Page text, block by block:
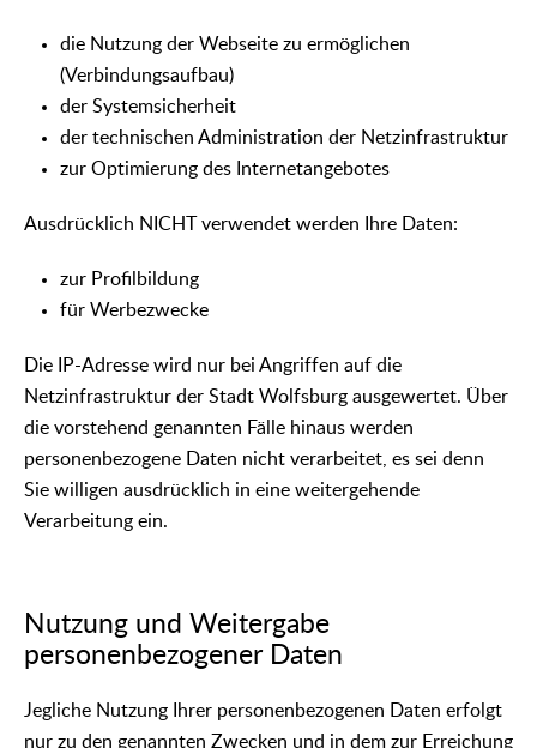
die Nutzung der Webseite zu ermöglichen
(Verbindungsaufbau)
der Systemsicherheit
der technischen Administration der Netzinfrastruktur
zur Optimierung des Internetangebotes
Ausdrücklich NICHT verwendet werden Ihre Daten:
zur Profilbildung
für Werbezwecke
Die IP-Adresse wird nur bei Angriffen auf die
Netzinfrastruktur der Stadt Wolfsburg ausgewertet. Über
die vorstehend genannten Fälle hinaus werden
personenbezogene Daten nicht verarbeitet, es sei denn
Sie willigen ausdrücklich in eine weitergehende
Verarbeitung ein.
Nutzung und Weitergabe
personenbezogener Daten
Jegliche Nutzung Ihrer personenbezogenen Daten erfolgt
nur zu den genannten Zwecken und in dem zur Erreichung